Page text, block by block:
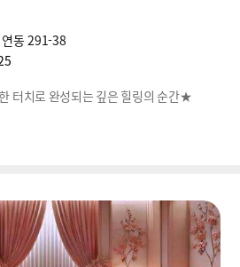
동 291-38
터치로 완성되는 깊은 힐링의 순간★